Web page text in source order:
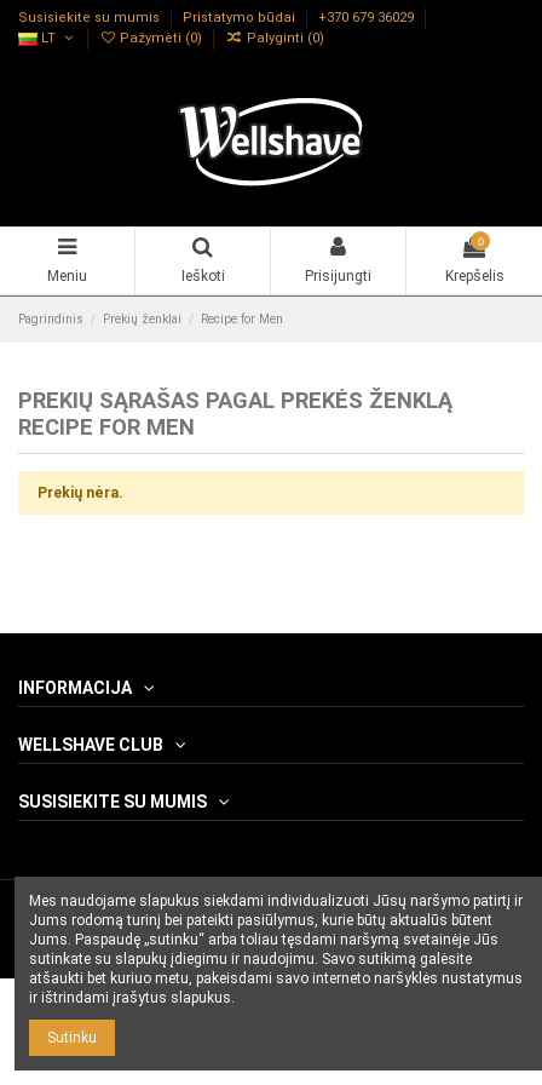
Susisiekite su mumis Pristatymo būdai
+370 679 36029
LT
Pažymėti (0) Palyginti (0)
Meniu Ieškoti Prisijungti
0
Krepšelis
Pagrindinis Prekių ženklai Recipe for Men
PREKIŲ SĄRAŠAS PAGAL PREKĖS ŽENKLĄ
RECIPE FOR MEN
Prekių nėra.
INFORMACIJA
WELLSHAVE CLUB
SUSISIEKITE SU MUMIS
Mes naudojame slapukus siekdami individualizuoti Jūsų naršymo patirtį ir
Jums rodomą turinį bei pateikti pasiūlymus, kurie būtų aktualūs būtent
Jums. Paspaudę „sutinku“ arba toliau tęsdami naršymą svetainėje Jūs
sutinkate su slapukų įdiegimu ir naudojimu. Savo sutikimą galėsite
atšaukti bet kuriuo metu, pakeisdami savo interneto naršyklės nustatymus
ir ištrindami įrašytus slapukus.
Sutinku